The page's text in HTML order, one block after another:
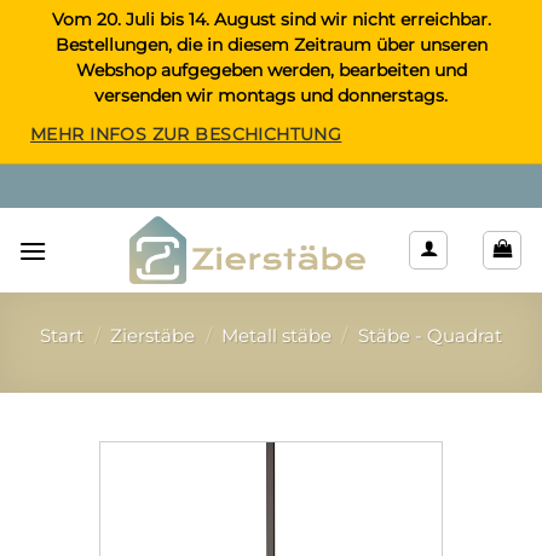
Inhalt
springen
Vom 20. Juli bis 14. August sind wir nicht erreichbar.
Bestellungen, die in diesem Zeitraum über unseren
Webshop aufgegeben werden, bearbeiten und
versenden wir montags und donnerstags.
MEHR INFOS ZUR BESCHICHTUNG
Start / Zierstäbe / Metall stäbe / Stäbe - Quadrat